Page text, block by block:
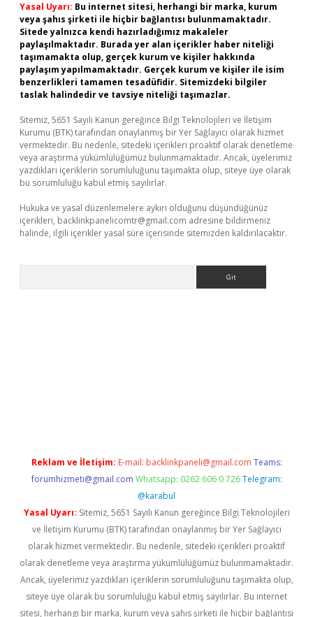
Yasal Uyarı: Bu internet sitesi, herhangi bir marka, kurum
veya şahıs şirketi ile hiçbir bağlantısı bulunmamaktadır.
Sitede yalnızca kendi hazırladığımız makaleler
paylaşılmaktadır. Burada yer alan içerikler haber niteliği
taşımamakta olup, gerçek kurum ve kişiler hakkında
paylaşım yapılmamaktadır. Gerçek kurum ve kişiler ile isim
benzerlikleri tamamen tesadüfidir. Sitemizdeki bilgiler
taslak halindedir ve tavsiye niteliği taşımazlar.
Sitemiz, 5651 Sayılı Kanun gereğince Bilgi Teknolojileri ve İletişim
Kurumu (BTK) tarafından onaylanmış bir Yer Sağlayıcı olarak hizmet
vermektedir. Bu nedenle, sitedeki içerikleri proaktif olarak denetleme
veya araştırma yükümlülüğümüz bulunmamaktadır. Ancak, üyelerimiz
yazdıkları içeriklerin sorumluluğunu taşımakta olup, siteye üye olarak
bu sorumluluğu kabul etmiş sayılırlar.
Hukuka ve yasal düzenlemelere aykırı olduğunu düşündüğünüz
içerikleri, backlinkpanelicomtr@gmail.com adresine bildirmeniz
halinde, ilgili içerikler yasal süre içerisinde sitemizden kaldırılacaktır.
Reklam ve İletişim: E-mail: backlinkpaneli@gmail.com Teams:
forumhizmeti@gmail.com Whatsapp: 0262 606 0 726 Telegram:
@karabul
Yasal Uyarı: Sitemiz, 5651 Sayılı Kanun gereğince Bilgi Teknolojileri
ve İletişim Kurumu (BTK) tarafından onaylanmış bir Yer Sağlayıcı
olarak hizmet vermektedir. Bu nedenle, sitedeki içerikleri proaktif
olarak denetleme veya araştırma yükümlülüğümüz bulunmamaktadır.
Ancak, üyelerimiz yazdıkları içeriklerin sorumluluğunu taşımakta olup,
siteye üye olarak bu sorumluluğu kabul etmiş sayılırlar. Bu internet
sitesi, herhangi bir marka, kurum veya şahıs şirketi ile hiçbir bağlantısı